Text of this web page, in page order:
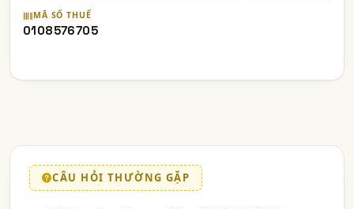
MÃ SỐ THUẾ
0108576705
CÂU HỎI THƯỜNG GẶP